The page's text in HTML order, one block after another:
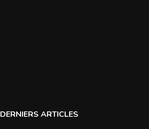
DERNIERS ARTICLES